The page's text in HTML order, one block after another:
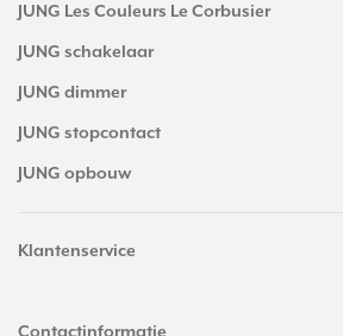
JUNG Les Couleurs Le Corbusier
JUNG schakelaar
JUNG dimmer
JUNG stopcontact
JUNG opbouw
Klantenservice